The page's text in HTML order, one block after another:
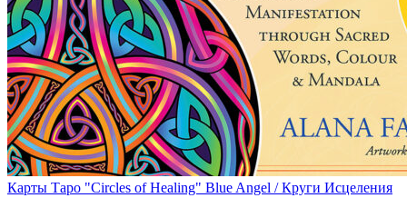
Карты Таро "Circles of Healing" Blue Angel / Круги Исцеления